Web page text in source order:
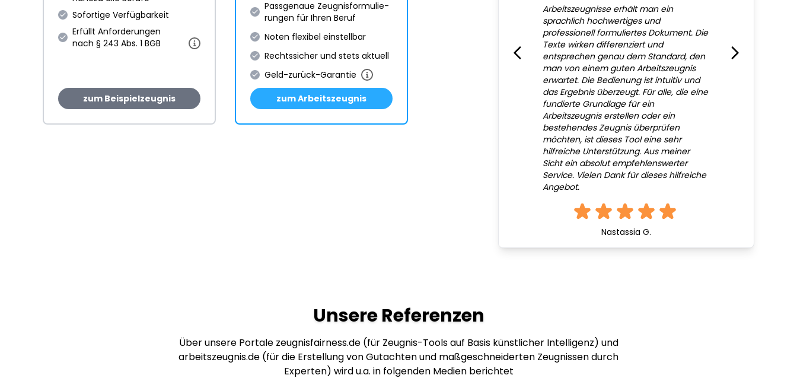
Sofortige Verfügbarkeit
Erfüllt Anforderungen
nach § 243 Abs. 1 BGB
zum Beispielzeugnis
Passgenaue Zeugnis­formulie­
rungen für Ihren Beruf
Noten flexibel einstellbar
Rechtssicher und stets aktuell
Geld-zurück-Garantie
zum Arbeitszeugnis
Arbeitszeugnisse erhält man ein
sprachlich hochwertiges und
professionell formuliertes Dokument. Die
Texte wirken differenziert und
entsprechen genau dem Standard, den
man von einem guten Arbeitszeugnis
erwartet. Die Bedienung ist intuitiv und
das Ergebnis überzeugt. Für alle, die eine
fundierte Grundlage für ein
Arbeitszeugnis erstellen oder ein
bestehendes Zeugnis überprüfen
möchten, ist dieses Tool eine sehr
hilfreiche Unterstützung. Aus meiner
Sicht ein absolut empfehlenswerter
Service. Vielen Dank für dieses hilfreiche
Angebot.
Nastassia G.
Unsere Referenzen
Über unsere Portale zeugnisfairness.de (für Zeugnis-Tools auf Basis künstlicher Intelligenz) und
arbeitszeugnis.de (für die Erstellung von Gutachten und maßgeschneiderten Zeugnissen durch
Experten) wird u.a. in folgenden Medien berichtet